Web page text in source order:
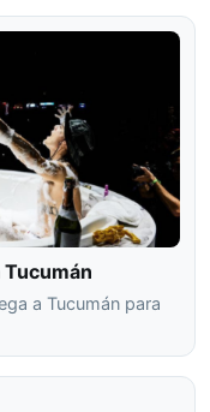
a Tucumán para